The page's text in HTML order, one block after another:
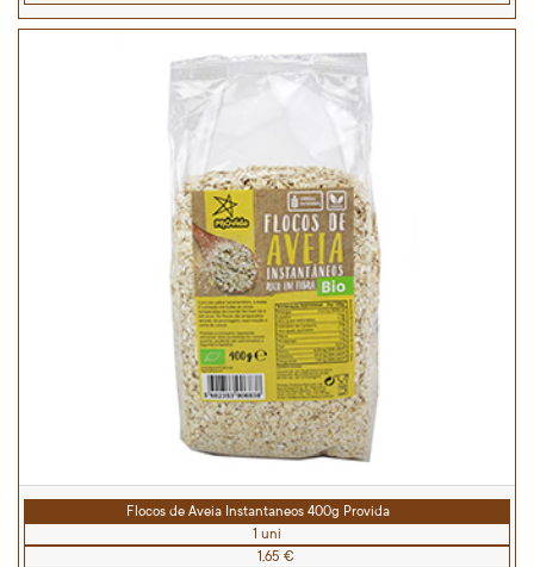
Flocos de Aveia Instantaneos 400g Provida
1 uni
1,65 €